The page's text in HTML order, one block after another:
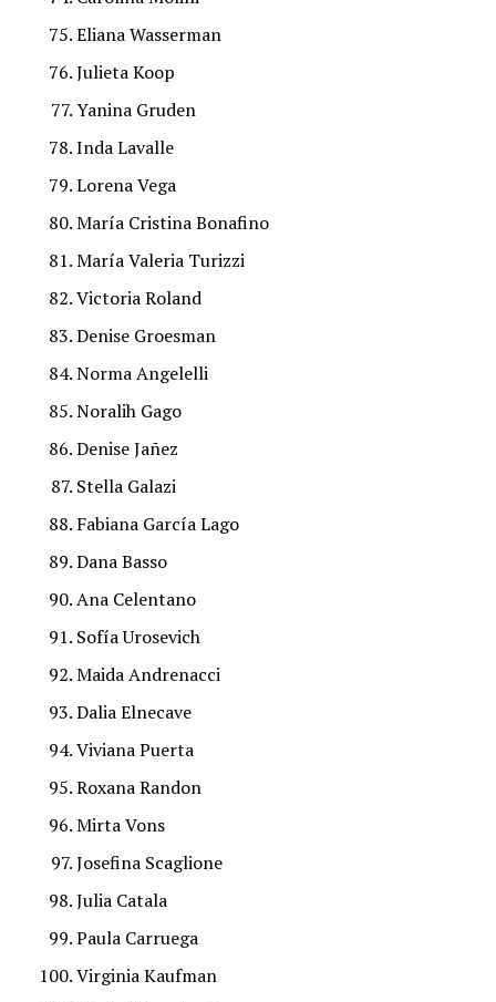
Eliana Wasserman
Julieta Koop
Yanina Gruden
Inda Lavalle
Lorena Vega
María Cristina Bonafino
María Valeria Turizzi
Victoria Roland
Denise Groesman
Norma Angelelli
Noralih Gago
Denise Jañez
Stella Galazi
Fabiana García Lago
Dana Basso
Ana Celentano
Sofía Urosevich
Maida Andrenacci
Dalia Elnecave
Viviana Puerta
Roxana Randon
Mirta Vons
Josefina Scaglione
Julia Catala
Paula Carruega
Virginia Kaufman